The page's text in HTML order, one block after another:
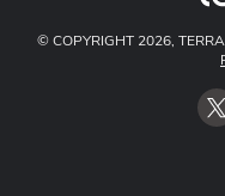
© COPYRIGHT 2026,